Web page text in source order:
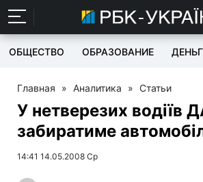
ОБЩЕСТВО ОБРАЗОВАНИЕ
Главная » Аналитика » Статьи
У нетверезих водіїв
забиратиме
14:41 14.05.2008 Ср